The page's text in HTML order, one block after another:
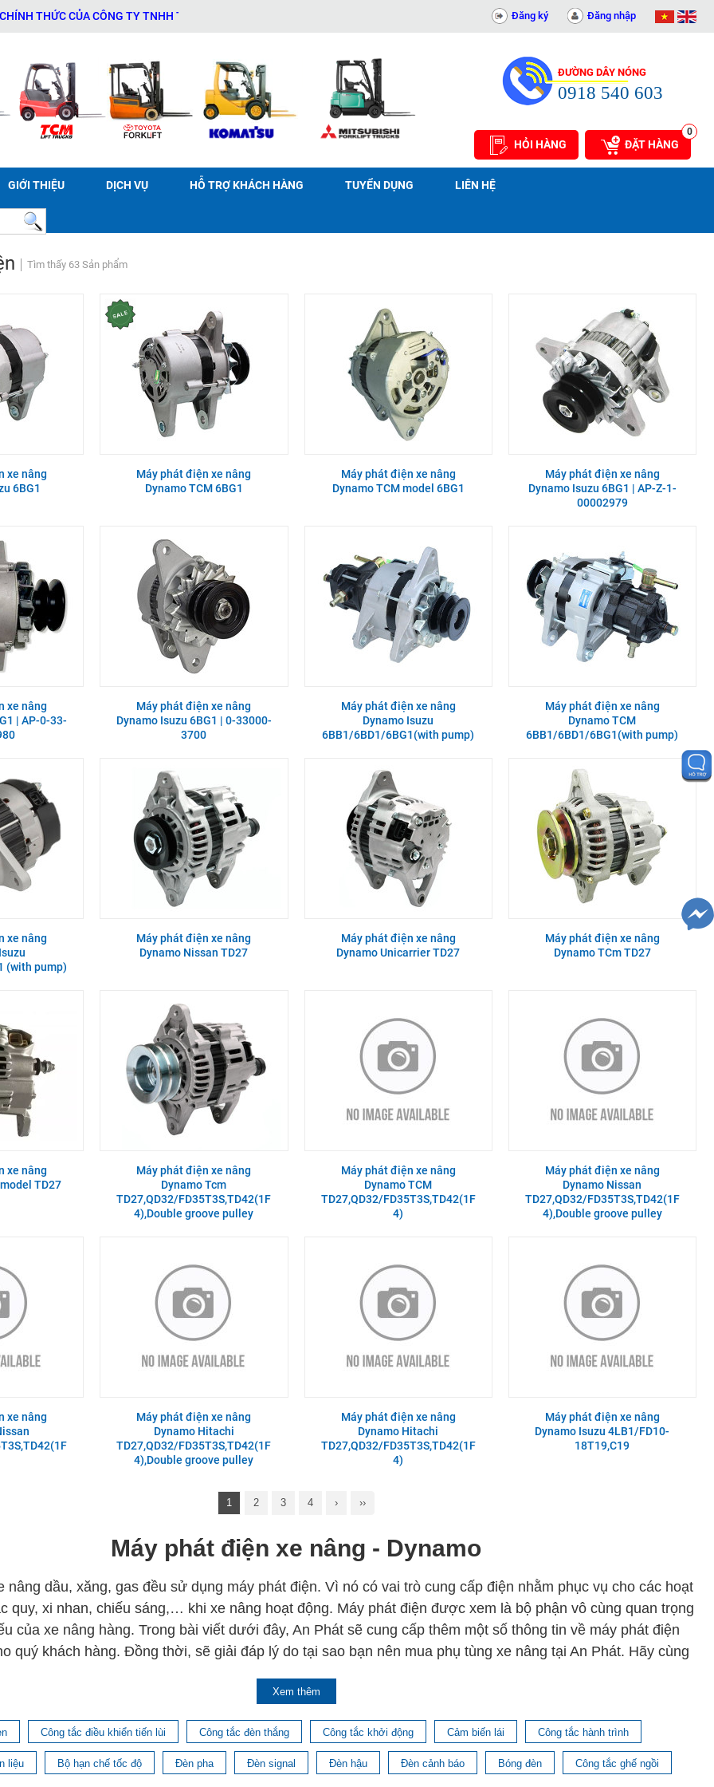
THỨC CỦA CÔNG TY TNHH THƯƠNG MẠI DỊCH VỤ THIẾT BỊ KỸ THUẬT AN PHÁT - 0311414081 Đăng ký Đăng nhập
ĐƯỜNG DÂY NÓNG
0918 540 603
HỎI HÀNG ĐẶT HÀNG
0
GIỚI THIỆU DỊCH VỤ HỖ TRỢ KHÁCH HÀNG TUYỂN DỤNG LIÊN HỆ
4TNV98
Tìm thấy 63 Sản phẩm
xe nâng
6BG1
Máy phát điện xe nâng
Dynamo TCM 6BG1
Máy phát điện xe nâng
Dynamo TCM model 6BG1
Máy phát điện xe nâng
Dynamo Isuzu 6BG1 | AP-Z-1-
00002979
xe nâng
| AP-0-33-
Máy phát điện xe nâng
Dynamo Isuzu 6BG1 | 0-33000-
3700
Máy phát điện xe nâng
Dynamo Isuzu
6BB1/6BD1/6BG1(with pump)
Máy phát điện xe nâng
Dynamo TCM
6BB1/6BD1/6BG1(with pump)
xe nâng
(with pump)
Máy phát điện xe nâng
Dynamo Nissan TD27
Máy phát điện xe nâng
Dynamo Unicarrier TD27
Máy phát điện xe nâng
Dynamo TCm TD27
xe nâng
TD27
Máy phát điện xe nâng
Dynamo Tcm
TD27,QD32/FD35T3S,TD42(1F
4),Double groove pulley
Máy phát điện xe nâng
Dynamo TCM
TD27,QD32/FD35T3S,TD42(1F
4)
Máy phát điện xe nâng
Dynamo Nissan
TD27,QD32/FD35T3S,TD42(1F
4),Double groove pulley
xe nâng
Máy phát điện xe nâng
Dynamo Hitachi
TD27,QD32/FD35T3S,TD42(1F
4),Double groove pulley
Máy phát điện xe nâng
Dynamo Hitachi
TD27,QD32/FD35T3S,TD42(1F
4)
Máy phát điện xe nâng
Dynamo Isuzu 4LB1/FD10-
18T19,C19
1 2 3 4 › ››
Máy phát điện xe nâng - Dynamo
nâng dầu, xăng, gas đều sử dụng máy phát điện. Vì nó có vai trò cung cấp điện nhằm phục vụ cho các hoạt
quy, xi nhan, chiếu sáng,… khi xe nâng hoạt động. Máy phát điện được xem là bộ phận vô cùng quan trọng
của xe nâng hàng. Trong bài viết dưới đây, An Phát sẽ cung cấp thêm một số thông tin về máy phát điện
quý khách hàng. Đồng thời, sẽ giải đáp lý do tại sao bạn nên mua phụ tùng xe nâng tại An Phát. Hãy cùng
điện xe nâng được cấu tạo như thế nào?
nâng hay còn được biết đến với những cái tên như mô tơ phát điện, dinamo. Nó nằm trong hệ thống điện
điện cho những hoạt động hằng ngày của xe. Cụ thể, nó sẽ phát điện cho các bộ phận khác nạp điện cho
Xem thêm
Công tắc điều khiển tiến lùi Công tắc đèn thắng Công tắc khởi động Cảm biến lái Công tắc hành trình
liệu Bộ hạn chế tốc độ Đèn pha Đèn signal Đèn hậu Đèn cảnh báo Bóng đèn Công tắc ghế ngồi